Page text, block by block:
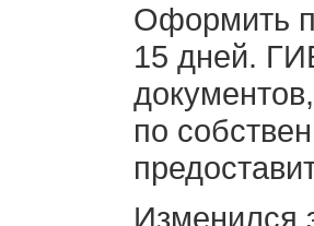
Оформить
15 дней.
по
Изменился